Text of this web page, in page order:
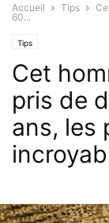
Accueil Tips
60...
Tips
Cet
pris de
ans, les